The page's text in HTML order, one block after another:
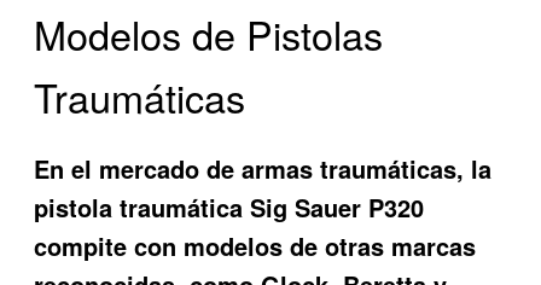
Modelos de Pistolas
Traumáticas
En el mercado de armas traumáticas, la
pistola traumática Sig Sauer P320
compite con modelos de otras marcas